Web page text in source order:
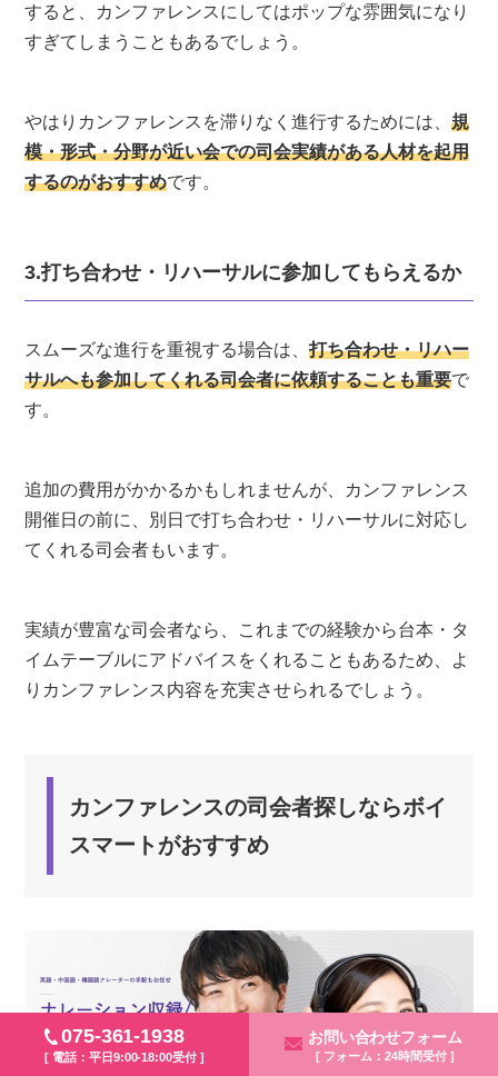
075-361-1938
[ 電話：平日9:00-18:00受付 ]
お問い合わせフォーム
[ フォーム：24時間受付 ]
すると、カンファレンスにしてはポップな雰囲気になり
すぎてしまうこともあるでしょう。
やはりカンファレンスを滞りなく進行するためには、規
模・形式・分野が近い会での司会実績がある人材を起用
するのがおすすめです。
3.打ち合わせ・リハーサルに参加してもらえるか
スムーズな進行を重視する場合は、打ち合わせ・リハー
サルへも参加してくれる司会者に依頼することも重要で
す。
追加の費用がかかるかもしれませんが、カンファレンス
開催日の前に、別日で打ち合わせ・リハーサルに対応し
てくれる司会者もいます。
実績が豊富な司会者なら、これまでの経験から台本・タ
イムテーブルにアドバイスをくれることもあるため、よ
りカンファレンス内容を充実させられるでしょう。
カンファレンスの司会者探しならボイ
スマートがおすすめ